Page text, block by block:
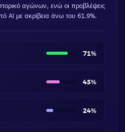
αγώνων, ενώ οι προβλέψεις
AI με ακρίβεια άνω του 61.9%.
71%
45%
24%